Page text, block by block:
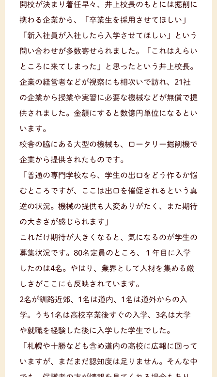
開校が決まり着任早々、井上校長のもとには掘削に
携わる企業から、「卒業生を採用させてほしい」
「新入社員が入社したら入学させてほしい」という
問い合わせが多数寄せられました。「これはえらい
ところに来てしまった」と思ったという井上校長。
企業の経営者などが視察にも相次いで訪れ、21社
の企業から授業や実習に必要な機械などが無償で提
供されました。金額にすると数億円単位になるとい
います。
校舎の脇にある大型の機械も、ロータリー掘削機で
企業から提供されたものです。
「普通の専門学校なら、学生の出口をどう作るか悩
むところですが、ここは出口を催促されるという真
逆の状況。機械の提供も大変ありがたく、また期待
の大きさが感じられます」
これだけ期待が大きくなると、気になるのが学生の
募集状況です。80名定員のところ、１年目に入学
したのは4名。やはり、業界として人材を集める厳
しさがここにも反映されています。
2名が釧路近郊、1名は道内、1名は道外からの入
学。うち1名は高校卒業後すぐの入学、3名は大学
や就職を経験した後に入学した学生でした。
「札幌や十勝なども含め道内の高校に広報に回って
いますが、まだまだ認知度は足りません。そんな中